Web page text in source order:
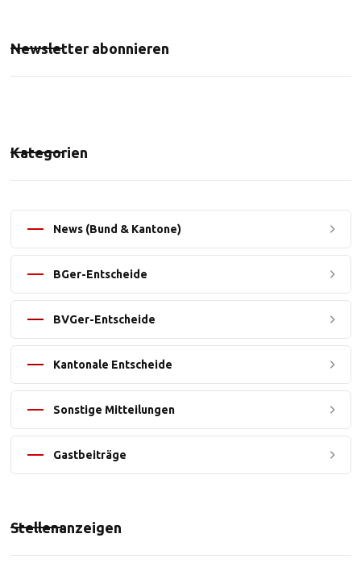
Newsletter abonnieren
Kategorien
News (Bund & Kantone)
BGer-Entscheide
BVGer-Entscheide
Kantonale Entscheide
Sonstige Mitteilungen
Gastbeiträge
Stellenanzeigen